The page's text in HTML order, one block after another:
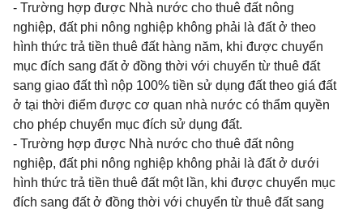
- Trường hợp được Nhà nước cho thuê đất nông
nghiệp, đất phi nông nghiệp không phải là đất ở theo
hình thức trả tiền thuê đất hàng năm, khi được chuyển
mục đích sang đất ở đồng thời với chuyển từ thuê đất
sang giao đất thì nộp 100% tiền sử dụng đất theo giá đất
ở tại thời điểm được cơ quan nhà nước có thẩm quyền
cho phép chuyển mục đích sử dụng đất.
- Trường hợp được Nhà nước cho thuê đất nông
nghiệp, đất phi nông nghiệp không phải là đất ở dưới
hình thức trả tiền thuê đất một lần, khi được chuyển mục
đích sang đất ở đồng thời với chuyển từ thuê đất sang